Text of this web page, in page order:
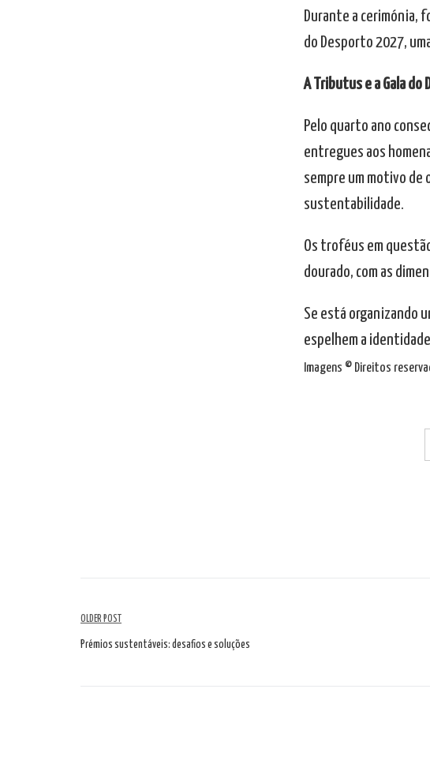
Durante a cerimónia,
do Desporto 2027,
A Tributus e a Gala do
Pelo quarto ano
entregues aos
sempre um motivo de
sustentabilidade.
Os troféus em
dourado, com as
Se está organizando
espelhem a
Imagens © Direitos
Navegação
de
OLDER POST
Prémios sustentáveis: desafios e soluções